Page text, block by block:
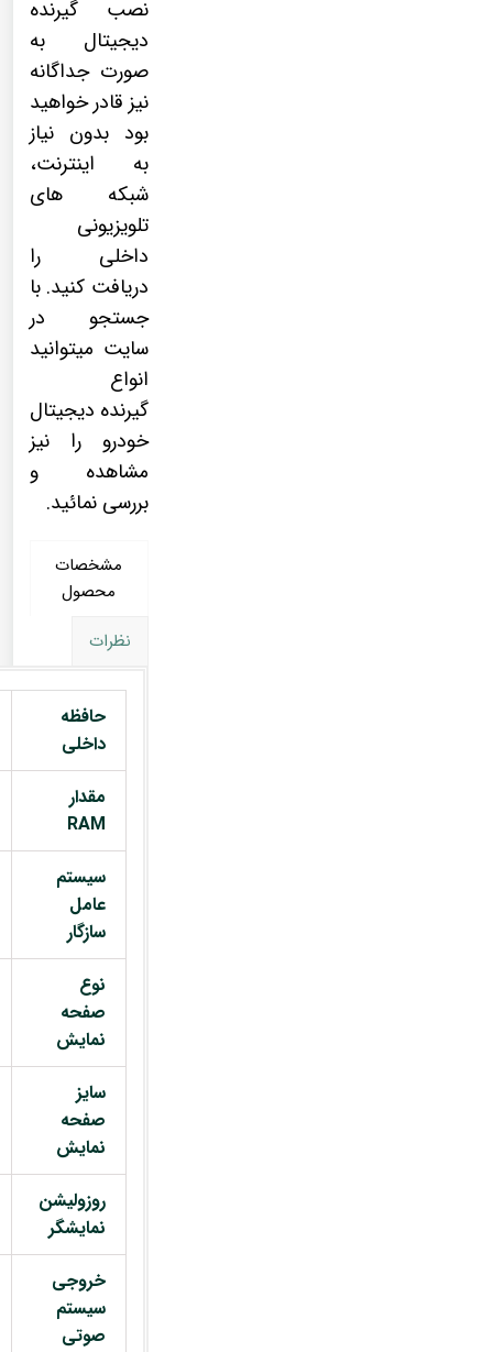
نصب گیرنده
دیجیتال به
صورت جداگانه
نیز قادر خواهید
بود بدون نیاز
به اینترنت،
شبکه های
تلویزیونی
داخلی را
دریافت کنید. با
جستجو در
سایت میتوانید
انواع
گیرنده دیجیتال
خودرو را نیز
مشاهده و
بررسی نمائید.
مشخصات
محصول
نظرات
حافظه
داخلی
مقدار
RAM
سیستم
عامل
سازگار
نوع
صفحه
نمایش
سایز
صفحه
نمایش
روزولیشن
نمایشگر
خروجی
سیستم
صوتی